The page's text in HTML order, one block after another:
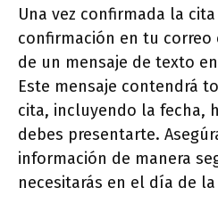
Una vez confirmada la
confirmación en tu correo
de un mensaje de texto
Este mensaje contendrá
cita, incluyendo la fecha,
debes presentarte.
información de manera
necesitarás en el día de